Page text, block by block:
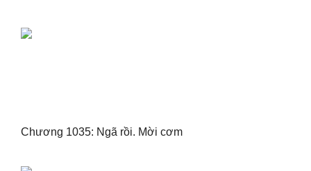
Chương 1035: Ngã rồi. Mời cơm